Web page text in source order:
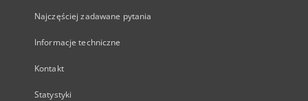
Najczęściej zadawane pytania
Informacje techniczne
Kontakt
Statystyki